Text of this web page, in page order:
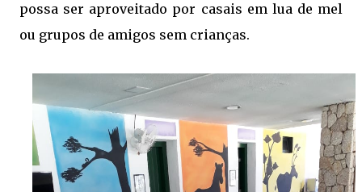
possa ser aproveitado por casais em lua de mel
ou grupos de amigos sem crianças.